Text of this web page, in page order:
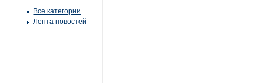
Все категории
Лента новостей